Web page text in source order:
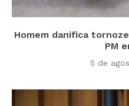
Homem danifica
PM
5 de